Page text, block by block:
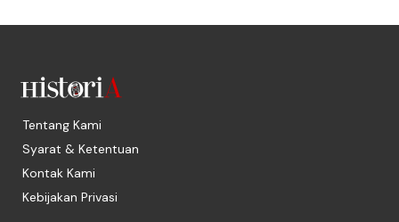
Tentang Kami
Syarat & Ketentuan
Kontak Kami
Kebijakan Privasi